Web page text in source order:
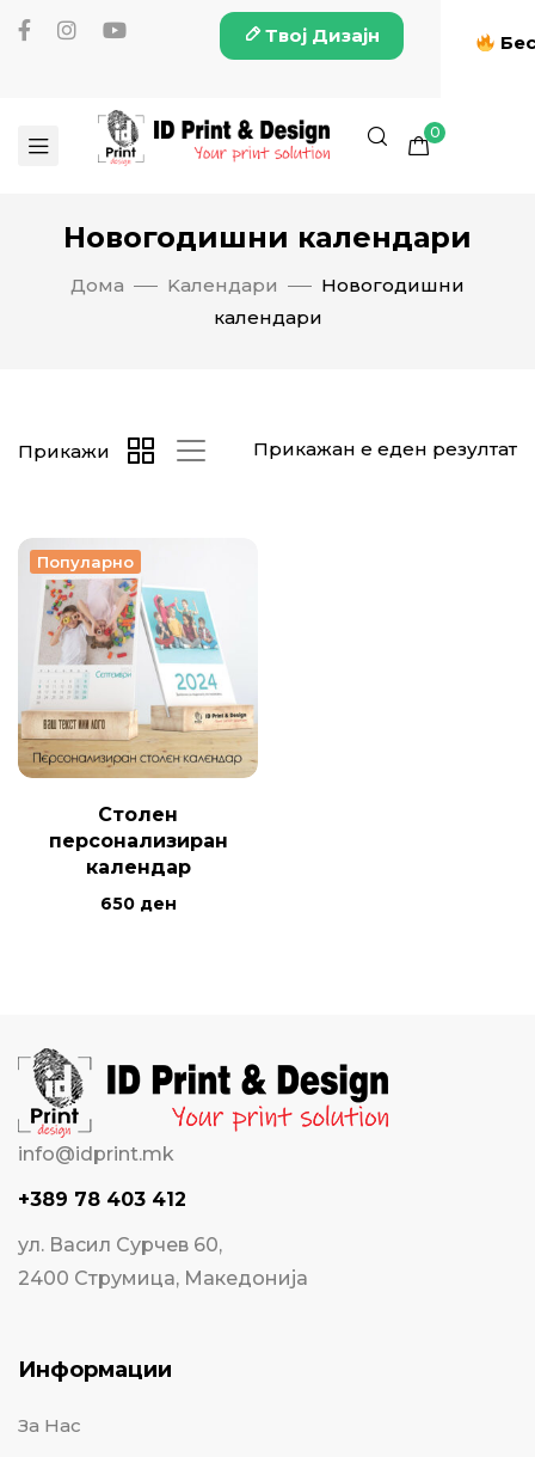
Твој Дизајн
0
Новогодишни календари
Дома Kалендари
Новогодишни
календари
Прикажан е еден резултат
Прикажи
Популарно
Столен
персонализиран
календар
650 ден
info@idprint.mk
+389 78 403 412
ул. Васил Сурчев 60,
2400 Струмица, Македонија
Информации
За Нас